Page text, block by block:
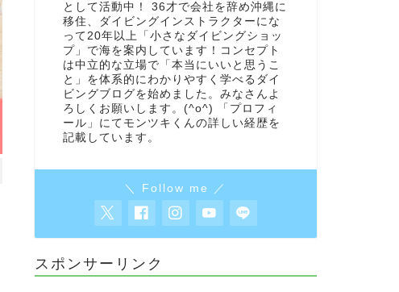
として活動中！ 36才で会社を辞め沖縄に
移住、ダイビングインストラクターにな
って20年以上「小さなダイビングショッ
プ」で海を案内しています！コンセプト
は中立的な立場で「本当にいいと思うこ
と」を体系的にわかりやすく学べるダイ
ビングブログを始めました。みなさんよ
ろしくお願いします。(^o^) 「プロフィ
ール」にてモンツキくんの詳しい経歴を
記載しています。
＼ Follow me ／
スポンサーリンク